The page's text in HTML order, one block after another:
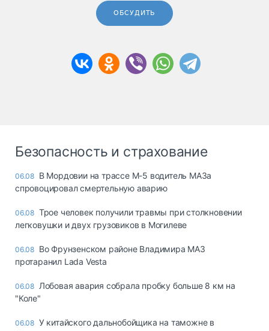
ОБСУДИТЬ
Безопасность и страхование
06.08 В Мордовии на трассе М-5 водитель МАЗа
спровоцировал смертельную аварию
06.08 Трое человек получили травмы при столкновении
легковушки и двух грузовиков в Могилеве
06.08 Во Фрунзенском районе Владимира МАЗ
протаранил Lada Vesta
06.08 Лобовая авария собрала пробку больше 8 км на
"Коле"
06.08 У китайского дальнобойщика на таможне в